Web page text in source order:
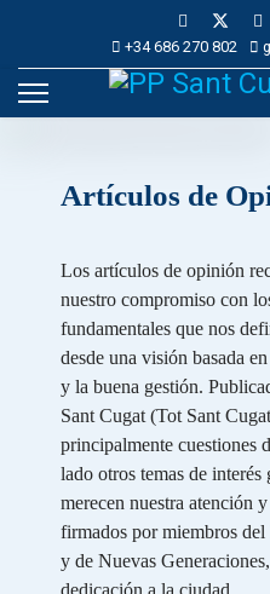
+34 686 270 802
Artículos de
Los artículos de opinión
nuestro compromiso con
fundamentales que nos
desde una visión basada
y la buena gestión.
Sant Cugat (Tot Sant
principalmente cuestiones
lado otros temas de
merecen nuestra atención
firmados por miembros
y de Nuevas
dedicación a la ciudad